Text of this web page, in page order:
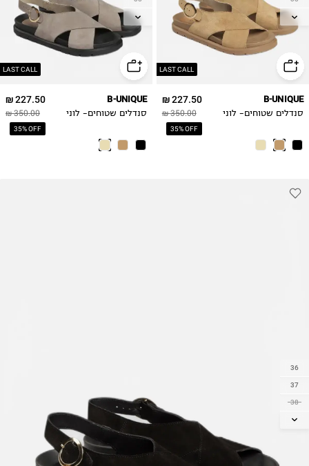
LAST CALL
39
40
227.50 ₪
350.00 ₪
35% OFF
B-UNIQUE
סנדלים שטוחים- לוני
LAST CALL
39
40
227.50 ₪
350.00 ₪
35% OFF
B-UNIQUE
סנדלים שטוחים- לוני
36
37
38
39